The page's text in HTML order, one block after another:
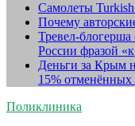
Самолеты
Почему
Тревел-блогерша
России фразой
Деньги за Крым
15% отменённых
Поликлиника